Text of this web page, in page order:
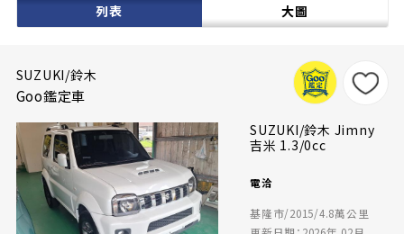
列表 大圖
SUZUKI/鈴木
Goo鑑定車
SUZUKI/鈴木 Jimny
吉米 1.3/0cc
電洽
基隆市/2015/4.8萬公里